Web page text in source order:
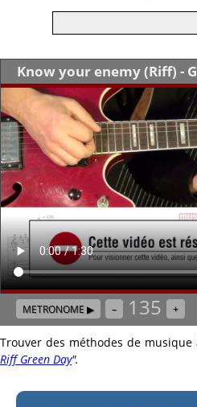
Know your enemy (Riff) -
METRONOME ▶ – 135 +
Trouver des méthodes de musique
Riff Green Day".